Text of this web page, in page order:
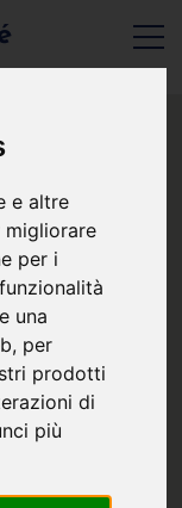
e altre
per i
una
, per
prodotti
di
più